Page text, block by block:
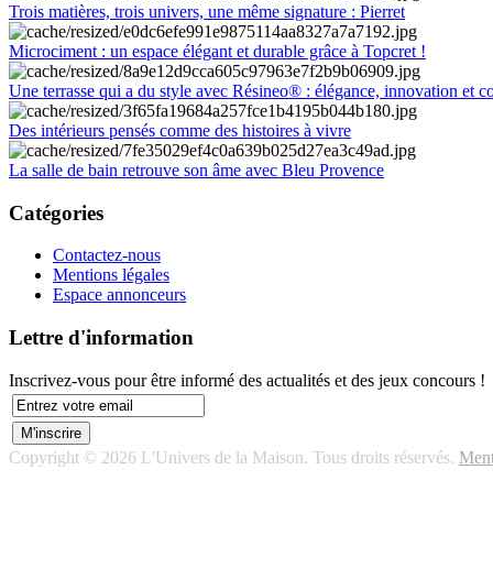
Trois matières, trois univers, une même signature : Pierret
Microciment : un espace élégant et durable grâce à Topcret !
Une terrasse qui a du style avec Résineo® : élégance, innovation et
Des intérieurs pensés comme des histoires à vivre
La salle de bain retrouve son âme avec Bleu Provence
Catégories
Contactez-nous
Mentions légales
Espace annonceurs
Lettre d'information
Inscrivez-vous pour être informé des actualités et des jeux concours !
Copyright © 2026 L'Univers de la Maison. Tous droits réservés.